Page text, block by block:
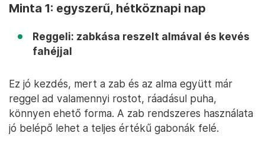
Minta 1: egyszerű, hétköznapi nap
Reggeli: zabkása reszelt almával és kevés
fahéjjal
Ez jó kezdés, mert a zab és az alma együtt már
reggel ad valamennyi rostot, ráadásul puha,
könnyen ehető forma. A zab rendszeres használata
jó belépő lehet a teljes értékű gabonák felé.